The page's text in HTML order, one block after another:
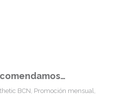
BCN, Promoción mensual